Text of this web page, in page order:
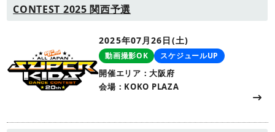
CONTEST 2025 関西予選
2025年07月26日(土)
動画撮影OK スケジュールUP
開催エリア：大阪府
会場：KOKO PLAZA